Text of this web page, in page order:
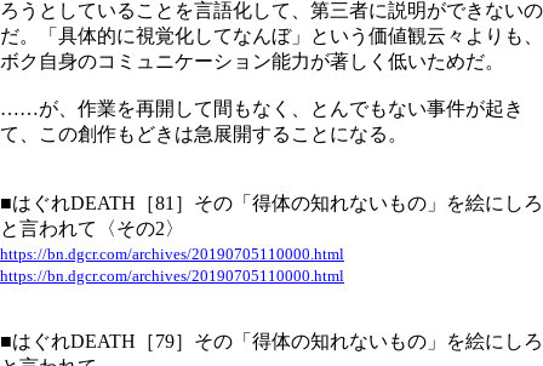
ろうとしていることを言語化して、第三者に説明ができないの
だ。「具体的に視覚化してなんぼ」という価値観云々よりも、
ボク自身のコミュニケーション能力が著しく低いためだ。
……が、作業を再開して間もなく、とんでもない事件が起き
て、この創作もどきは急展開することになる。
■はぐれDEATH［81］その「得体の知れないもの」を絵にしろ
と言われて〈その2〉
https://bn.dgcr.com/archives/20190705110000.html
https://bn.dgcr.com/archives/20190705110000.html
■はぐれDEATH［79］その「得体の知れないもの」を絵にしろ